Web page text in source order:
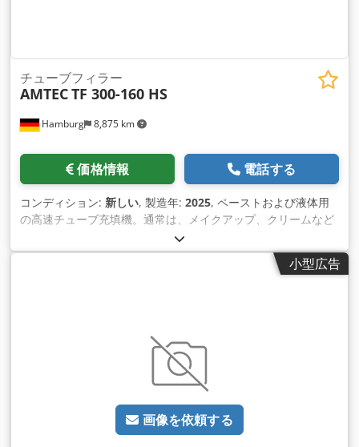
容器容量：40L;製品と接触する部品は316Lステンレス鋼で作ら
れています。電圧供給：220/38 0V、消費電力：3.1kW。圧縮
空気：0.4～0.6MPa機械寸法：L2270xW960xH2100 mm;機械
が多いのでご了承ください。梱包作業についてお気軽にお問い
シンは 30 ～ 50 種類あります。さらに、お客様の仕様に合わせ
て製造される機械の納期は約 3 週間と非常に短くなっていま
す。 - すべてのマシンには完全な保証が付いています。
Dcedpfjv Nldnsx Afmok
Hamburg 8,875 km
チューブフィラー
AMTECTF 300-160 HS
価格情報 電話する
コンディション: 新しい, 製造年: 2025, ペーストおよび液体用
の高速チューブ充填機。通常は、メイクアップ、クリームなど
の化粧品、シャワージェル、ヘアシャンプー、ヘアジェル 、歯
磨き粉、日焼け止めなどの一般的なケア製品に使用されます。
プラスチック、アルミニウム、またはコーティングされた複合
われます。充填する前に、汚染を防ぐためにチューブを空気で
洗い流します。チューブなしでは充填できない機能も標 準機能
です。外部チューブ供給リフト、水冷システム、バッチ/日付プ
リンター、および空気圧ピストンポンプとレベルセンサー付き
保管容器で 構成される投与ユニットが含まれています。 PLC制
御、タッチスクリーンで操作します。追加料金のオプション:
加熱式保管容器、保管容器用撹拌機、さまざまなチューブ径用
小型広告
画像を依頼する